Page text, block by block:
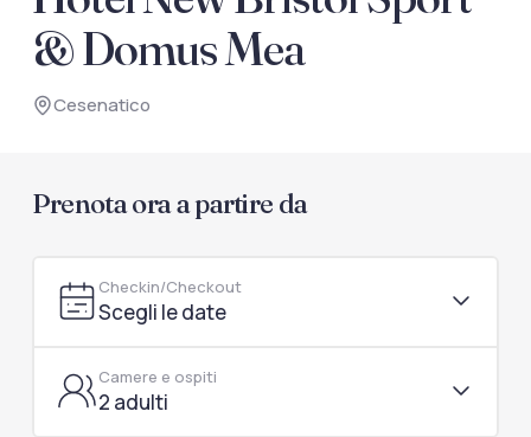
documenti di viaggio.
Accedi / Registrati
& Domus Mea
Cesenatico
Prenota ora a partire da
Checkin/Checkout
Scegli le date
Camere e ospiti
2 adulti